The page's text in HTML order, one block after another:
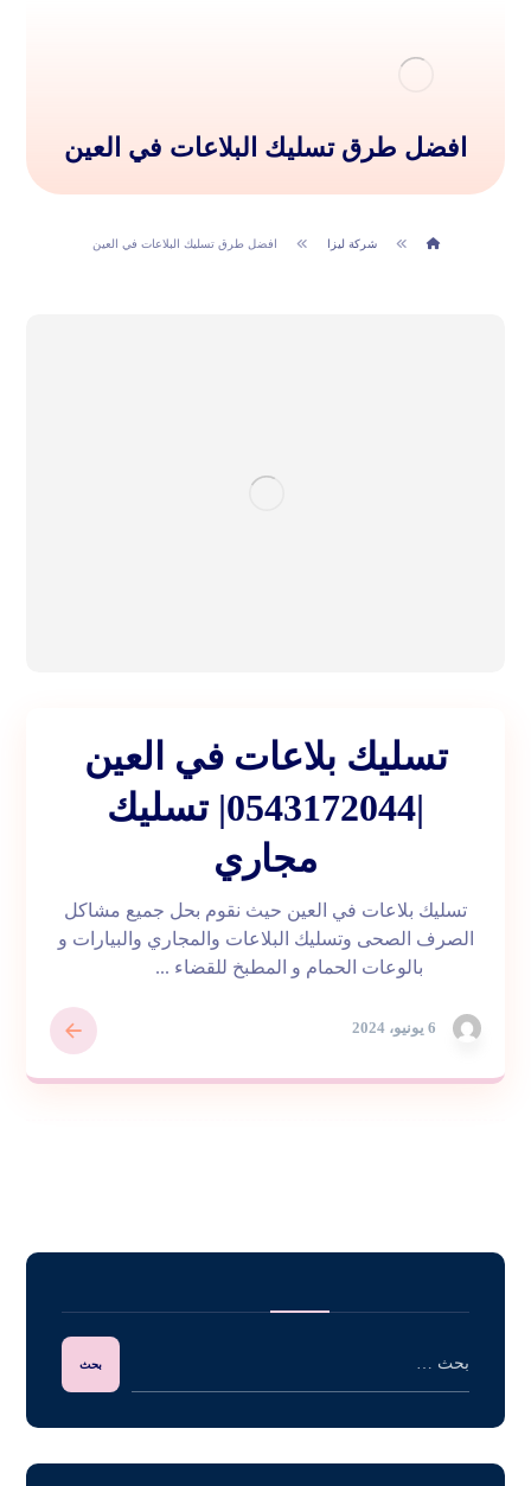
افضل طرق تسليك البلاعات في العين
شركة ليزا افضل طرق تسليك البلاعات في العين
تسليك بلاعات في العين
|0543172044| تسليك
مجاري
6 يونيو، 2024
تسليك بلاعات في العين حيث نقوم بحل جميع مشاكل
الصرف الصحى وتسليك البلاعات والمجاري والبيارات و
بالوعات الحمام و المطبخ للقضاء ...